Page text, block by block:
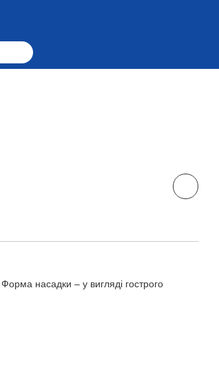
Форма насадки – у вигляді гострого